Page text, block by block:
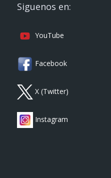
Siguenos en:
YouTube
Facebook
X (Twitter)
Instagram